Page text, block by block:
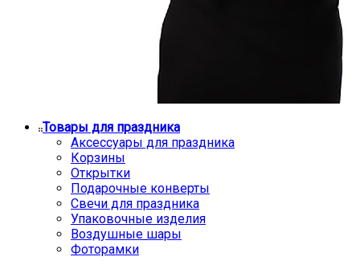
Товары для праздника
Аксессуары для праздника
Корзины
Открытки
Подарочные конверты
Свечи для праздника
Упаковочные изделия
Воздушные шары
Фоторамки